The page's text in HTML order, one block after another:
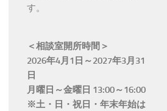
す。
＜相談室開所時間＞
2026年4月1日～2027年3月31
日
月曜日～金曜日 13:00～16:00
※土・日・祝日・年末年始は